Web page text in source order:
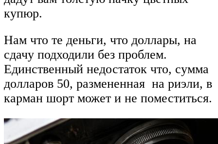
купюр.
Нам что те деньги, что доллары, на
сдачу подходили без проблем.
Единственный недостаток что, сумма
долларов 50, размененная на риэли, в
карман шорт может и не поместиться.